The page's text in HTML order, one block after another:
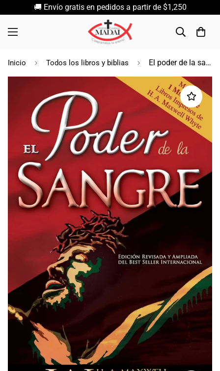
🚚 Envío gratis en pedidos a partir de $1,250
Inicio Todos los libros y biblias El poder de la sangre / H. A. Maxwell Whyte